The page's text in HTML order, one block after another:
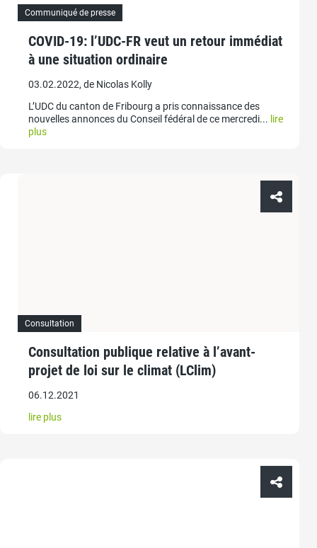
Communiqué de presse
COVID-19: l’UDC-FR veut un retour immédiat
à une situation ordinaire
03.02.2022, de Nicolas Kolly
L’UDC du canton de Fribourg a pris connaissance des
nouvelles annonces du Conseil fédéral de ce mercredi... lire
plus
Consultation
Consultation publique relative à l’avant-
projet de loi sur le climat (LClim)
06.12.2021
lire plus